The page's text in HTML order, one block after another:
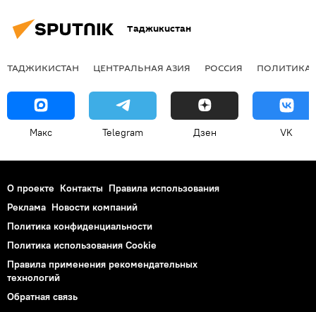
Таджикистан
ТАДЖИКИСТАН ЦЕНТРАЛЬНАЯ АЗИЯ РОССИЯ ПОЛИТИКА
Макс Telegram Дзен VK
О проекте Контакты Правила использования
Реклама Новости компаний
Политика конфиденциальности
Политика использования Cookie
Правила применения рекомендательных
технологий
Обратная связь